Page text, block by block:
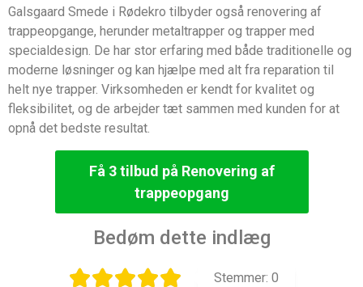
Galsgaard Smede i Rødekro tilbyder også renovering af
trappeopgange, herunder metaltrapper og trapper med
specialdesign. De har stor erfaring med både traditionelle og
moderne løsninger og kan hjælpe med alt fra reparation til
helt nye trapper. Virksomheden er kendt for kvalitet og
fleksibilitet, og de arbejder tæt sammen med kunden for at
opnå det bedste resultat.
Få 3 tilbud på Renovering af
trappeopgang
Bedøm dette indlæg
Stemmer: 0